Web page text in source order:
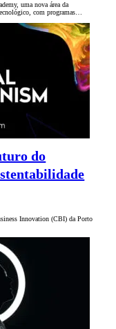
uma nova área da
com programas…
do
Innovation (CBI) da Porto